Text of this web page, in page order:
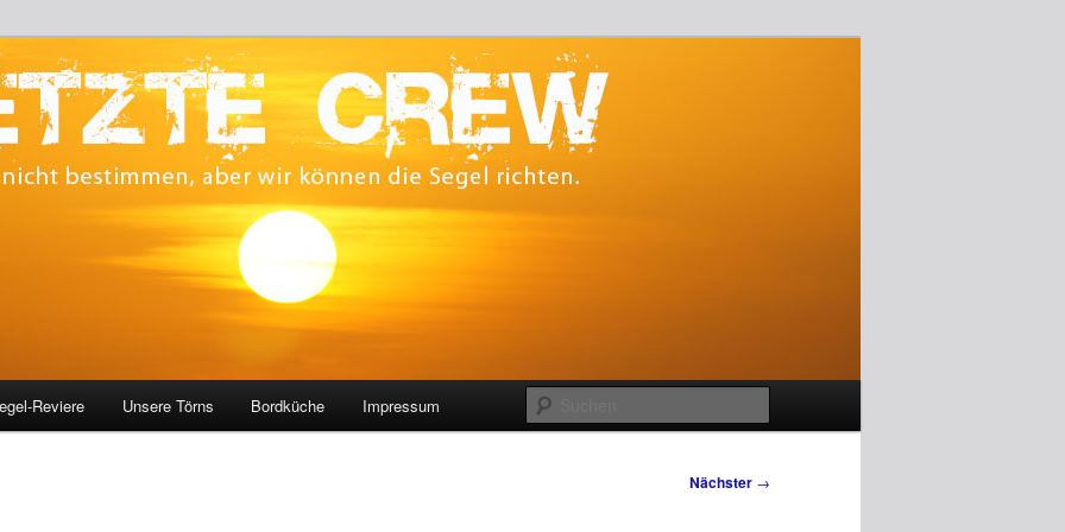
bestimmen, aber wir können die Segel richten.
Reviere Unsere Törns Bordküche Impressum
Nächster →